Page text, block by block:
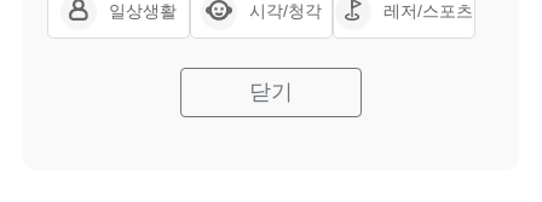
일상생활 시각/청각 레저/스포츠
닫기